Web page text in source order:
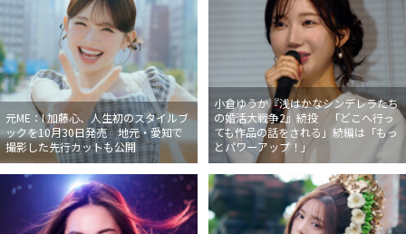
元ME：I 加藤心、人生初のスタイルブ
ックを10月30日発売 地元・愛知で
撮影した先行カットも公開
小倉ゆうか『浅はかなシンデレラたち
の婚活大戦争2』続投 「どこへ行っ
ても作品の話をされる」続編は「もっ
とパワーアップ！」